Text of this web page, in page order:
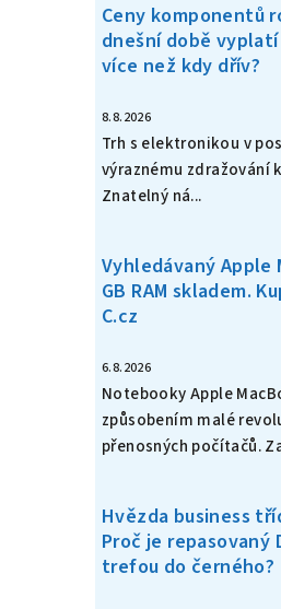
n
e
Ceny komponentů
dnešní době
více než kdy dřív?
8.8.2026
Trh s elektronikou v
výraznému zdražování
Znatelný ná...
Vyhledávaný Apple
GB RAM skladem.
C.cz
6.8.2026
Notebooky Apple
způsobením malé
přenosných počítačů.
Hvězda business
Proč je repasovaný
trefou do černého?